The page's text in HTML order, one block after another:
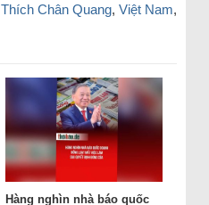
Thích Chân Quang, Việt Nam,
Hàng nghìn nhà báo quốc